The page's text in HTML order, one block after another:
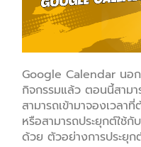
Google Calendar นอก
กิจกรรมแล้ว ตอนนี้สาม
สามารถเข้ามาจองเวลา
หรือสามารถประยุกต์ใช้
ด้วย ตัวอย่างการประยุก